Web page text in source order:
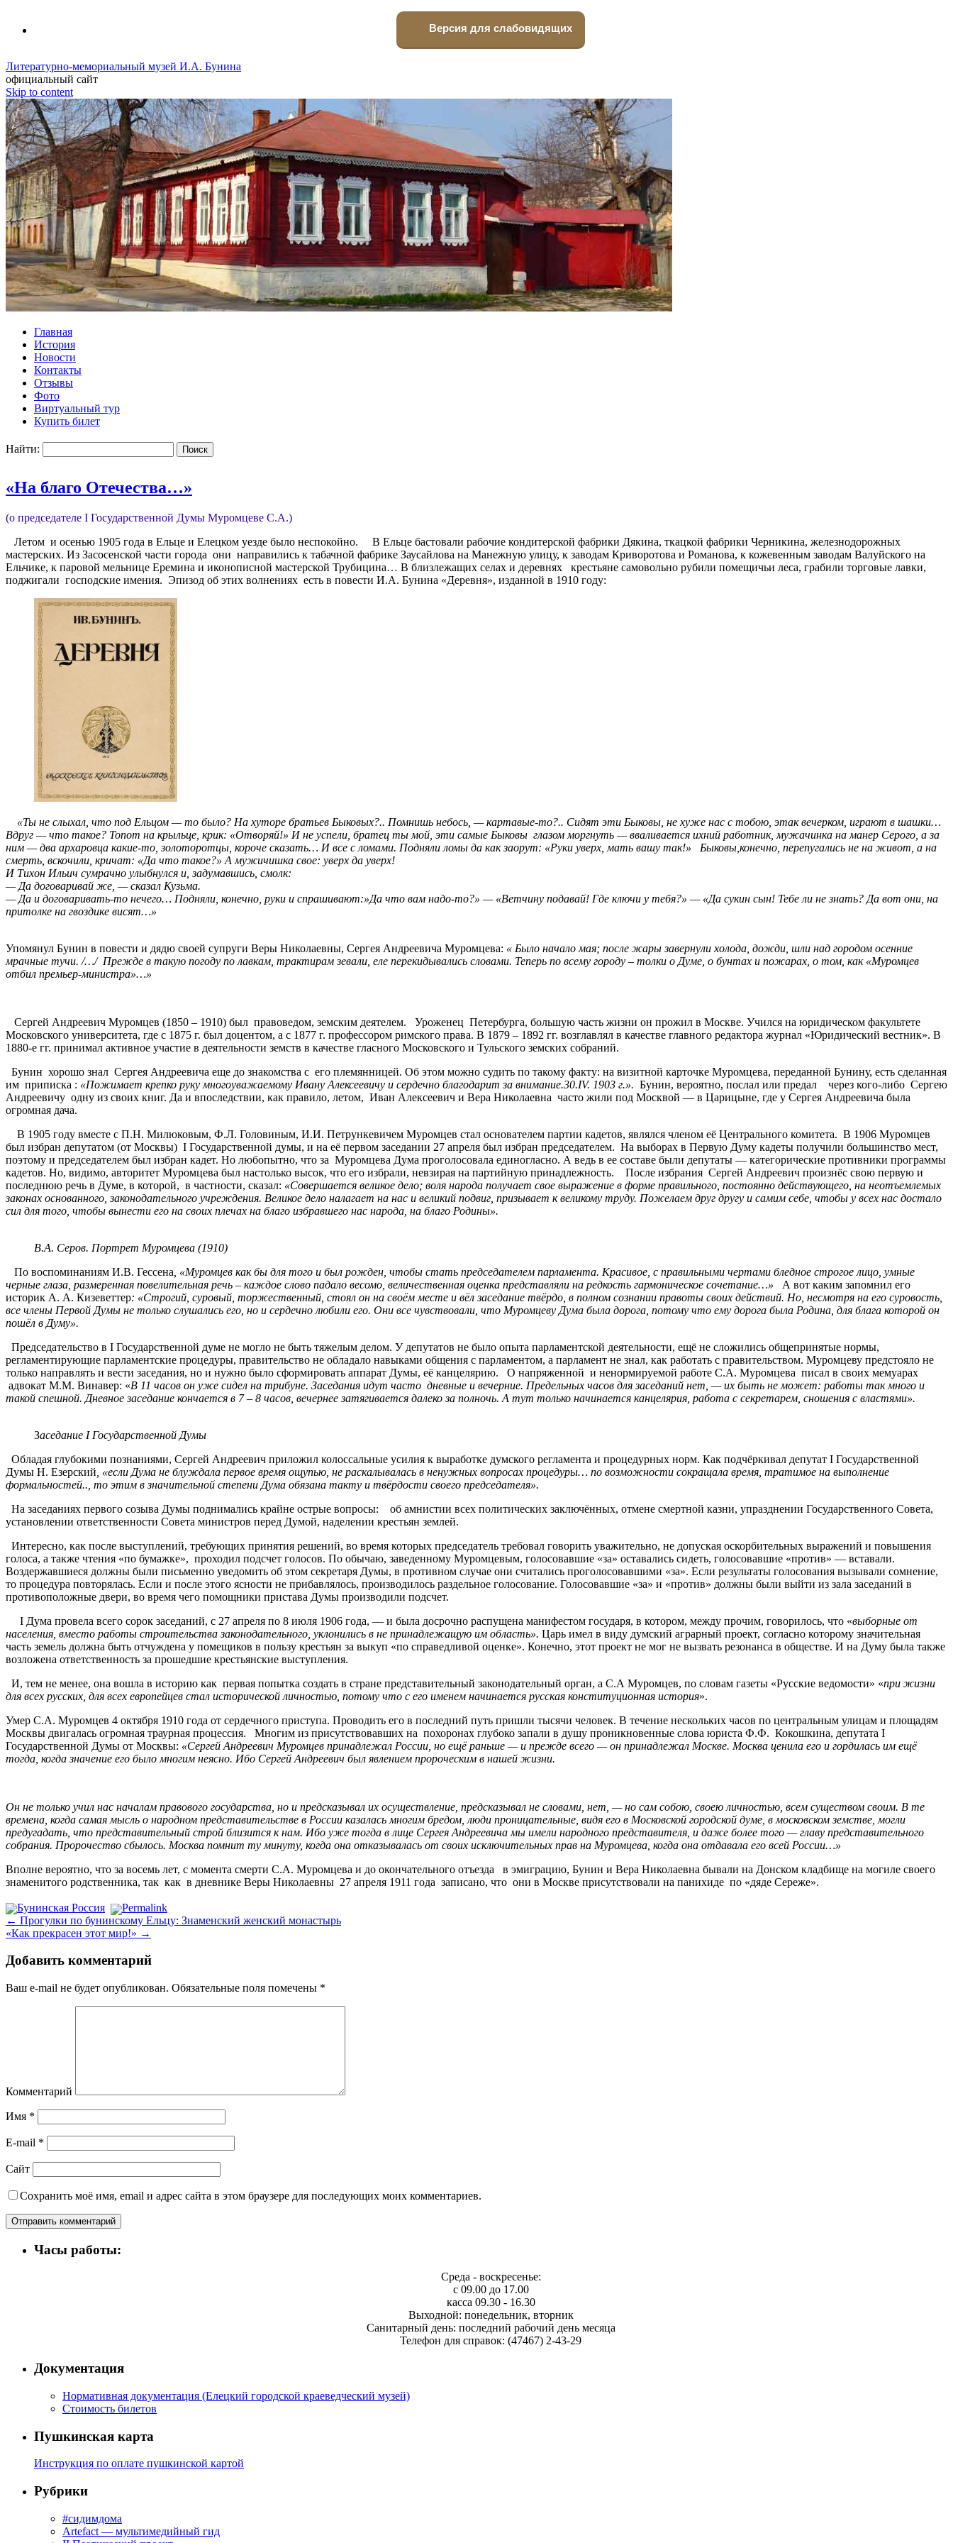
Версия для слабовидящих
Литературно-мемориальный музей И.А. Бунина
официальный сайт
Skip to content
Главная
История
Новости
Контакты
Отзывы
Фото
Виртуальный тур
Купить билет
Найти:
«На благо Отечества…»
(о председателе I Государственной Думы Муромцеве С.А.)
Летом и осенью 1905 года в Ельце и Елецком уезде было неспокойно. В Ельце бастовали рабочие кондитерской фабрики Дякина, ткацкой фабрики Черникина, железнодорожных
мастерских. Из Засосенской части города они направились к табачной фабрике Заусайлова на Манежную улицу, к заводам Криворотова и Романова, к кожевенным заводам Валуйского на
Ельчике, к паровой мельнице Еремина и иконописной мастерской Трубицина… В близлежащих селах и деревнях крестьяне самовольно рубили помещичьи леса, грабили торговые лавки,
поджигали господские имения. Эпизод об этих волнениях есть в повести И.А. Бунина «Деревня», изданной в 1910 году:
«Ты не слыхал, что под Ельцом — то было? На хуторе братьев Быковых?.. Помнишь небось, — картавые-то?.. Сидят эти Быковы, не хуже нас с тобою, этак вечерком, играют в шашки…
Вдруг — что такое? Топот на крыльце, крик: «Отворяй!» И не успели, братец ты мой, эти самые Быковы глазом моргнуть — вваливается ихний работник, мужачинка на манер Серого, а за
ним — два архаровца какие-то, золоторотцы, короче сказать… И все с ломами. Подняли ломы да как заорут: «Руки уверх, мать вашу так!» Быковы,конечно, перепугались не на живот, а на
смерть, вскочили, кричат: «Да что такое?» А мужичишка свое: уверх да уверх!
И Тихон Ильич сумрачно улыбнулся и, задумавшись, смолк:
— Да договаривай же, — сказал Кузьма.
— Да и договаривать-то нечего… Подняли, конечно, руки и спрашивают:»Да что вам надо-то?» — «Ветчину подавай! Где ключи у тебя?» — «Да сукин сын! Тебе ли не знать? Да вот они, на
притолке на гвоздике висят…»
Упомянул Бунин в повести и дядю своей супруги Веры Николаевны, Сергея Андреевича Муромцева: « Было начало мая; после жары завернули холода, дожди, шли над городом осенние
мрачные тучи. /…/ Прежде в такую погоду по лавкам, трактирам зевали, еле перекидывались словами. Теперь по всему городу – толки о Думе, о бунтах и пожарах, о том, как «Муромцев
отбил премьер-министра»…»
Сергей Андреевич Муромцев (1850 – 1910) был правоведом, земским деятелем. Уроженец Петербурга, большую часть жизни он прожил в Москве. Учился на юридическом факультете
Московского университета, где с 1875 г. был доцентом, а с 1877 г. профессором римского права. В 1879 – 1892 гг. возглавлял в качестве главного редактора журнал «Юридический вестник». В
1880-е гг. принимал активное участие в деятельности земств в качестве гласного Московского и Тульского земских собраний.
Бунин хорошо знал Сергея Андреевича еще до знакомства с его племянницей. Об этом можно судить по такому факту: на визитной карточке Муромцева, переданной Бунину, есть сделанная
им приписка : «Пожимает крепко руку многоуважаемому Ивану Алексеевичу и сердечно благодарит за внимание.30.IV. 1903 г.». Бунин, вероятно, послал или предал через кого-либо Сергею
Андреевичу одну из своих книг. Да и впоследствии, как правило, летом, Иван Алексеевич и Вера Николаевна часто жили под Москвой — в Царицыне, где у Сергея Андреевича была
огромная дача.
В 1905 году вместе с П.Н. Милюковым, Ф.Л. Головиным, И.И. Петрункевичем Муромцев стал основателем партии кадетов, являлся членом её Центрального комитета. В 1906 Муромцев
был избран депутатом (от Москвы) I Государственной думы, и на её первом заседании 27 апреля был избран председателем. На выборах в Первую Думу кадеты получили большинство мест,
поэтому и председателем был избран кадет. Но любопытно, что за Муромцева Дума проголосовала единогласно. А ведь в ее составе были депутаты — категорические противники программы
кадетов. Но, видимо, авторитет Муромцева был настолько высок, что его избрали, невзирая на партийную принадлежность. После избрания Сергей Андреевич произнёс свою первую и
последнюю речь в Думе, в которой, в частности, сказал: «Совершается великое дело; воля народа получает свое выражение в форме правильного, постоянно действующего, на неотъемлемых
законах основанного, законодательного учреждения. Великое дело налагает на нас и великий подвиг, призывает к великому труду. Пожелаем друг другу и самим себе, чтобы у всех нас достало
сил для того, чтобы вынести его на своих плечах на благо избравшего нас народа, на благо Родины».
В.А. Серов. Портрет Муромцева (1910)
По воспоминаниям И.В. Гессена , «Муромцев как бы для того и был рожден, чтобы стать председателем парламента. Красивое, с правильными чертами бледное строгое лицо, умные
черные глаза, размеренная повелительная речь – каждое слово падало весомо, величественная оценка представляли на редкость гармоническое сочетание…» А вот каким запомнил его
историк А. А. Кизеветтер: «Строгий, суровый, торжественный, стоял он на своём месте и вёл заседание твёрдо, в полном сознании правоты своих действий. Но, несмотря на его суровость,
все члены Первой Думы не только слушались его, но и сердечно любили его. Они все чувствовали, что Муромцеву Дума была дорога, потому что ему дорога была Родина, для блага которой он
пошёл в Думу».
Председательство в I Государственной думе не могло не быть тяжелым делом. У депутатов не было опыта парламентской деятельности, ещё не сложились общепринятые нормы,
регламентирующие парламентские процедуры, правительство не обладало навыками общения с парламентом, а парламент не знал, как работать с правительством. Муромцеву предстояло не
только направлять и вести заседания, но и нужно было сформировать аппарат Думы, её канцелярию. О напряженной и ненормируемой работе С.А. Муромцева писал в своих мемуарах
адвокат М.М. Винавер: «В 11 часов он уже сидел на трибуне. Заседания идут часто дневные и вечерние. Предельных часов для заседаний нет, — их быть не может: работы так много и
такой спешной. Дневное заседание кончается в 7 – 8 часов, вечернее затягивается далеко за полночь. А тут только начинается канцелярия, работа с секретарем, сношения с властями».
Заседание I Государственной Думы
Обладая глубокими познаниями, Сергей Андреевич приложил колоссальные усилия к выработке думского регламента и процедурных норм. Как подчёркивал депутат I Государственной
Думы Н. Езерский , «если Дума не блуждала первое время ощупью, не раскалывалась в ненужных вопросах процедуры… по возможности сокращала время, тратимое на выполнение
формальностей.., то этим в значительной степени Дума обязана такту и твёрдости своего председателя».
На заседаниях первого созыва Думы поднимались крайне острые вопросы: об амнистии всех политических заключённых, отмене смертной казни, упразднении Государственного Совета,
установлении ответственности Совета министров перед Думой, наделении крестьян землей.
Интересно, как после выступлений, требующих принятия решений, во время которых председатель требовал говорить уважительно, не допуская оскорбительных выражений и повышения
голоса, а также чтения «по бумажке», проходил подсчет голосов. По обычаю, заведенному Муромцевым, голосовавшие «за» оставались сидеть, голосовавшие «против» — вставали.
Воздержавшиеся должны были письменно уведомить об этом секретаря Думы, в противном случае они считались проголосовавшими «за». Если результаты голосования вызывали сомнение,
то процедура повторялась. Если и после этого ясности не прибавлялось, производилось раздельное голосование. Голосовавшие «за» и «против» должны были выйти из зала заседаний в
противоположные двери, во время чего помощники пристава Думы производили подсчет.
I Дума провела всего сорок заседаний, с 27 апреля по 8 июля 1906 года, — и была досрочно распущена манифестом государя, в котором, между прочим, говорилось, что «выборные от
населения, вместо работы строительства законодательного, уклонились в не принадлежащую им область». Царь имел в виду думский аграрный проект, согласно которому значительная
часть земель должна быть отчуждена у помещиков в пользу крестьян за выкуп «по справедливой оценке». Конечно, этот проект не мог не вызвать резонанса в обществе. И на Думу была также
возложена ответственность за прошедшие крестьянские выступления.
И, тем не менее, она вошла в историю как первая попытка создать в стране представительный законодательный орган, а С.А Муромцев, по словам газеты «Русские ведомости» «при жизни
для всех русских, для всех европейцев стал исторической личностью, потому что с его именем начинается русская конституционная история».
Умер С.А. Муромцев 4 октября 1910 года от сердечного приступа. Проводить его в последний путь пришли тысячи человек. В течение нескольких часов по центральным улицам и площадям
Москвы двигалась огромная траурная процессия. Многим из присутствовавших на похоронах глубоко запали в душу проникновенные слова юриста Ф.Ф. Кокошкина, депутата I
Государственной Думы от Москвы: «Сергей Андреевич Муромцев принадлежал России, но ещё раньше — и прежде всего — он принадлежал Москве. Москва ценила его и гордилась им ещё
тогда, когда значение его было многим неясно. Ибо Сергей Андреевич был явлением пророческим в нашей жизни.
Он не только учил нас началам правового государства, но и предсказывал их осуществление, предсказывал не словами, нет, — но сам собою, своею личностью, всем существом своим. В те
времена, когда самая мысль о народном представительстве в России казалась многим бредом, люди проницательные, видя его в Московской городской думе, в московском земстве, могли
предугадать, что представительный строй близится к нам. Ибо уже тогда в лице Сергея Андреевича мы имели народного представителя, и даже более того — главу представительного
собрания. Пророчество сбылось. Москва помнит ту минуту, когда она отказывалась от своих исключительных прав на Муромцева, когда она отдавала его всей России…»
Вполне вероятно, что за восемь лет, с момента смерти С.А. Муромцева и до окончательного отъезда в эмиграцию, Бунин и Вера Николаевна бывали на Донском кладбище на могиле своего
знаменитого родственника, так как в дневнике Веры Николаевны 27 апреля 1911 года записано, что они в Москве присутствовали на панихиде по «дяде Сереже».
Бунинская Россия
Permalink
← Прогулки по бунинскому Ельцу: Знаменский женский монастырь
«Как прекрасен этот мир!» →
Добавить комментарий
Ваш e-mail не будет опубликован. Обязательные поля помечены *
Комментарий
Имя *
E-mail *
Сайт
Сохранить моё имя, email и адрес сайта в этом браузере для последующих моих комментариев.
Часы работы:
Среда - воскресенье:
с 09.00 до 17.00
касса 09.30 - 16.30
Выходной: понедельник, вторник
Санитарный день: последний рабочий день месяца
Телефон для справок: (47467) 2-43-29
Документация
Нормативная документация (Елецкий городской краеведческий музей)
Стоимость билетов
Пушкинская карта
Инструкция по оплате пушкинской картой
Рубрики
#сидимдома
Artefact — мультимедийный гид